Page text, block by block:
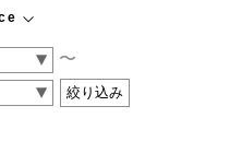
& DELUCA
〜